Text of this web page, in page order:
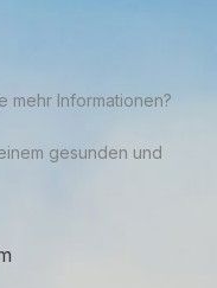
mehr Informationen?
gesunden und